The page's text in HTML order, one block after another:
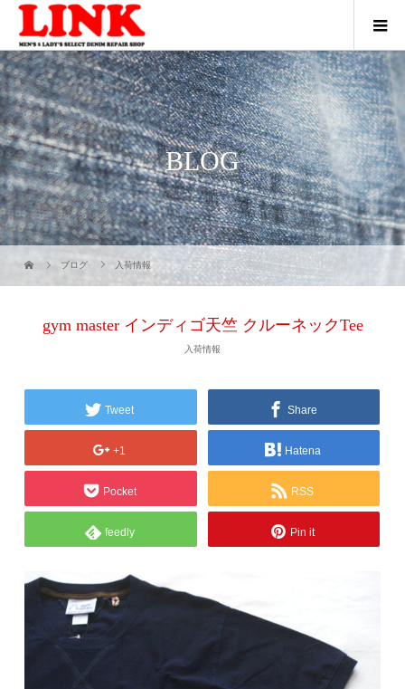
BLOG
ブログ 入荷情報
gym master インディゴ天竺 クルーネックTee
入荷情報
Tweet Share
+1 Hatena
Pocket RSS
feedly Pin it